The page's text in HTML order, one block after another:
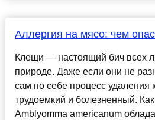
Аллергия на мясо: чем
Клещи — настоящий бич всех
природе. Даже если они не
сам по себе процесс удаления
трудоемкий и болезненный.
Amblyomma americanum